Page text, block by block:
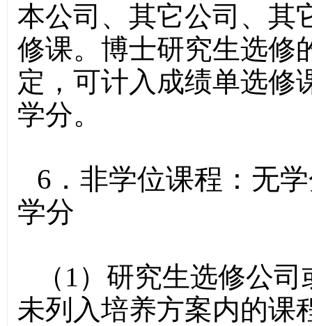
本公司、其它公司、其
修课。博士研究生选修
定，可计入成绩单选修
学分。
6．非学位课程：无
学分
（1）研究生选修公
未列入培养方案内的课